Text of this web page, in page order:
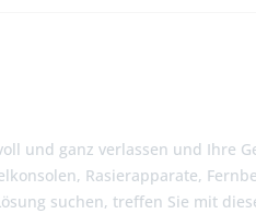
und ganz verlassen und Ihre
Rasierapparate,
suchen, treffen Sie mit